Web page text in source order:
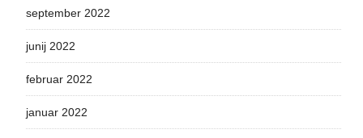
september 2022
junij 2022
februar 2022
januar 2022